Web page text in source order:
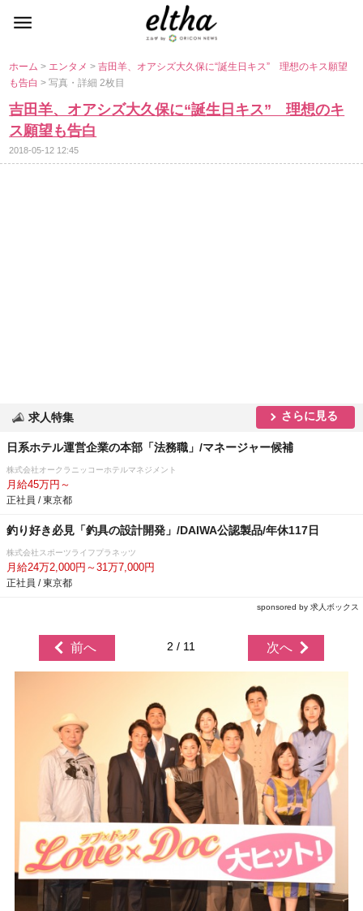
ホーム> エンタメ>吉田羊、オアシズ大久保に“誕生日キス” 理想のキス願望
も告白> 写真・詳細 2枚目
吉田羊、オアシズ大久保に“誕生日キス” 理想のキ
ス願望も告白
2018-05-12 12:45
求人特集 さらに見る
日系ホテル運営企業の本部「法務職」/マネージャー候補
株式会社オークラニッコーホテルマネジメント
月給45万円～
正社員 / 東京都
釣り好き必見「釣具の設計開発」/DAIWA公認製品/年休117日
株式会社スポーツライフプラネッツ
月給24万2,000円～31万7,000円
正社員 / 東京都
sponsored by 求人ボックス
前へ 2 / 11 次へ